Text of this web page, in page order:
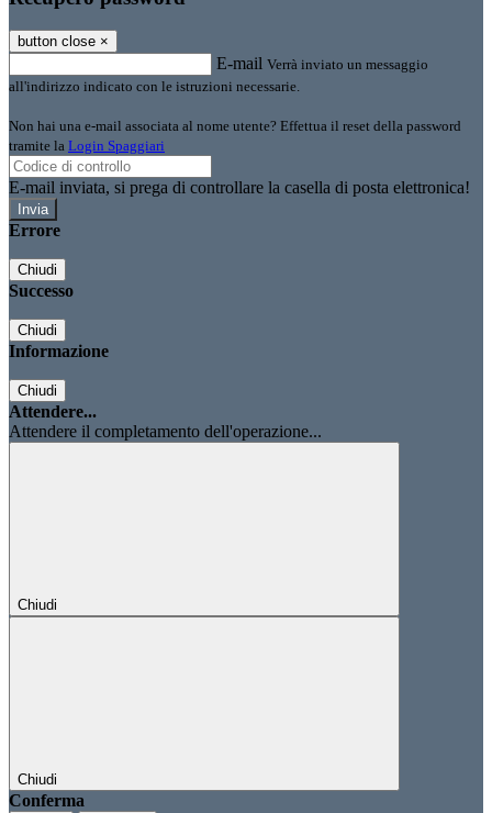
button close ×
E-mail Verrà inviato un messaggio
all'indirizzo indicato con le istruzioni necessarie.
Non hai una e-mail associata al nome utente? Effettua il reset della password
tramite la Login Spaggiari
E-mail inviata, si prega di controllare la casella di posta elettronica!
Errore
Chiudi
Successo
Chiudi
Informazione
Chiudi
Attendere...
Attendere il completamento dell'operazione...
Chiudi
Chiudi
Conferma